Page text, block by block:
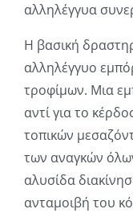
αλληλέγγυα
Η βασική
αλληλέγγυο
τροφίμων. Μια
αντί για το
τοπικών
των αναγκών
αλυσίδα
ανταμοιβή του